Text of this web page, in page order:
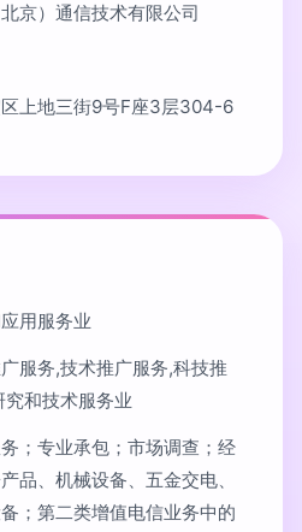
京）通信技术有限公司
上地三街9号F座3层304-6
用服务业
服务,技术推广服务,科技推
和技术服务业
；专业承包；市场调查；经
品、机械设备、五金交电、
；第二类增值电信业务中的